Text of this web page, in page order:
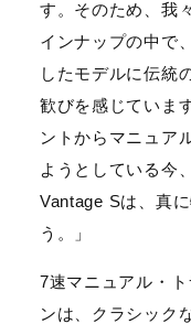
す。そのため、我
インナップの中で
したモデルに伝統
歓びを感じていま
ントからマニュア
ようとしている今
Vantage Sは、真
う。」
7速マニュアル・
ンは、クラシック